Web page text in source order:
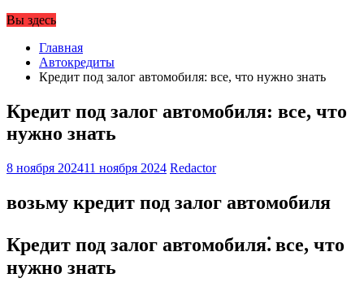
Вы здесь
Главная
Автокредиты
Кредит под залог автомобиля: все, что нужно знать
Кредит под залог автомобиля: все, что
нужно знать
8 ноября 202411 ноября 2024 Redactor
возьму кредит под залог автомобиля
Кредит под залог автомобиля⁚ все, что
нужно знать